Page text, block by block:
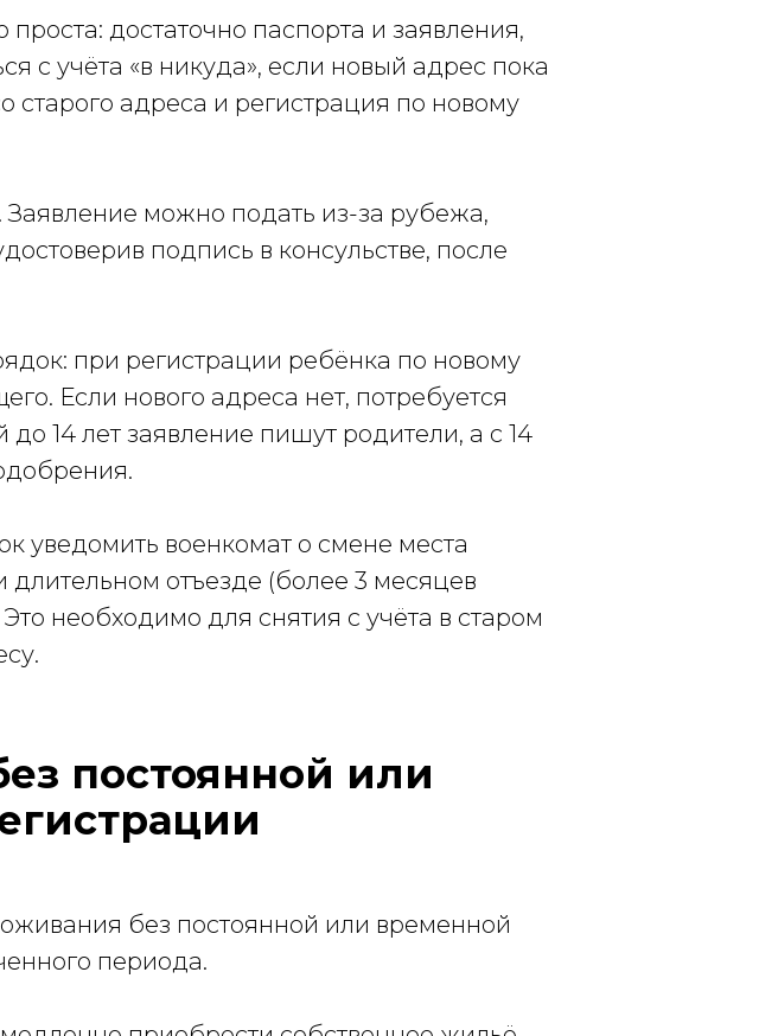
достаточно паспорта и заявления,
с учёта «в никуда», если новый адрес пока
старого адреса и регистрация по новому
можно подать из-за рубежа,
подпись в консульстве, после
при регистрации ребёнка по новому
Если нового адреса нет, потребуется
14 лет заявление пишут родители, а с 14
уведомить военкомат о смене места
отъезде (более 3 месяцев
необходимо для снятия с учёта в старом
постоянной или
без постоянной или временной
периода.